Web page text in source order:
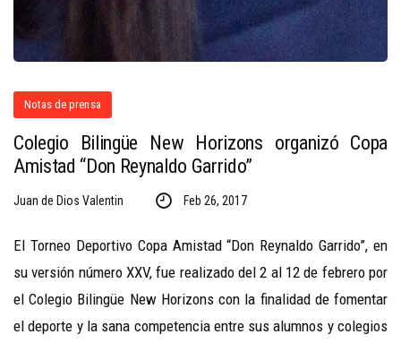
Notas de prensa
Colegio Bilingüe New Horizons organizó Copa
Amistad “Don Reynaldo Garrido”
Juan de Dios Valentin Feb 26, 2017
El Torneo Deportivo Copa Amistad “Don Reynaldo Garrido”, en
su versión número XXV, fue realizado del 2 al 12 de febrero por
el Colegio Bilingüe New Horizons con la finalidad de fomentar
el deporte y la sana competencia entre sus alumnos y colegios